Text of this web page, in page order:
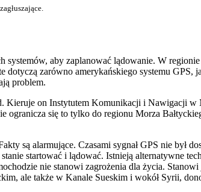
aby zaplanować lądowanie. W
zarówno amerykańskiego systemu
problem.
Kieruje on Instytutem Komunikacji i Nawigacji
się to tylko do regionu Morza
są alarmujące. Czasami sygnał GPS nie był
startować i lądować. Istnieją alternatywne
nie stanowi zagrożenia dla życia.
ale także w Kanale Sueskim i wokół Syrii,